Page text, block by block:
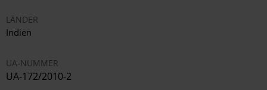
LÄNDER
Indien
UA-NUMMER
UA-172/2010-2